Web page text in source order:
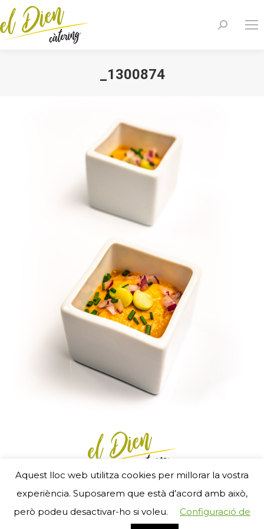
Search:
_1300874
Menú Footer
- RGSEAA 25240 11 05 2 5 00007 - © 2017
ZigZag new mediai
Aquest lloc web utilitza cookies per millorar la vostra
experiència. Suposarem que està d’acord amb això,
però podeu desactivar-ho si voleu.
Configuració de